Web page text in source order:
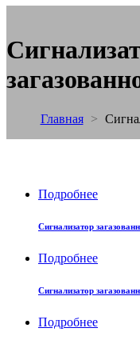
Главная >
Подробнее
Сигнализатор
Подробнее
Сигнализатор
Подробнее